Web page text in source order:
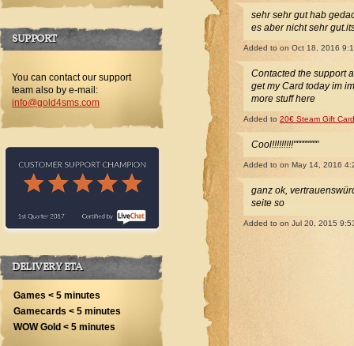
sehr sehr gut hab
es aber nicht sehr
Added to on Oct 18, 2016
Contacted the support
get my Card today im
more stuff here
Added to 20€ Steam Gift Card
Cool!!!!!!!!!""""""""
Added to on May 14, 2016
ganz ok,
seite so
Added to on Jul 20, 2015
SUPPORT
You can contact our support
team also by e-mail:
info@gold4sms.com
DELIVERY ETA
Games < 5 minutes
Gamecards < 5 minutes
WOW Gold < 5 minutes